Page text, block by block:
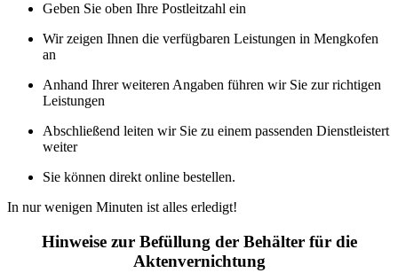
Geben Sie oben Ihre Postleitzahl ein
Wir zeigen Ihnen die verfügbaren Leistungen in Mengkofen
an
Anhand Ihrer weiteren Angaben führen wir Sie zur richtigen
Leistungen
Abschließend leiten wir Sie zu einem passenden Dienstleistert
weiter
Sie können direkt online bestellen.
In nur wenigen Minuten ist alles erledigt!
Hinweise zur Befüllung der Behälter für die
Aktenvernichtung